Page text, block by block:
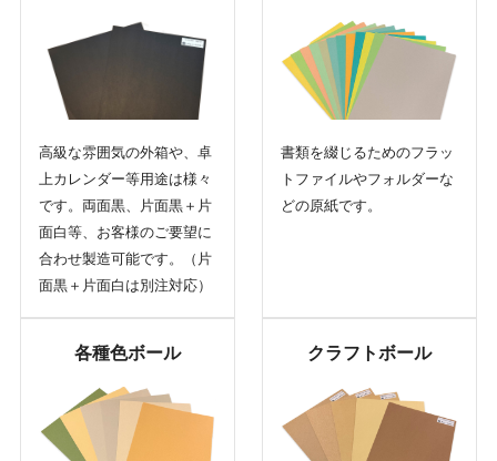
高級な雰囲気の外箱や、卓
上カレンダー等用途は様々
です。両面黒、片面黒＋片
面白等、お客様のご要望に
合わせ製造可能です。（片
面黒＋片面白は別注対応）
書類を綴じるためのフラッ
トファイルやフォルダーな
どの原紙です。
各種色ボール クラフトボール